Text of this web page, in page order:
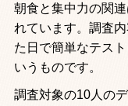
朝食と集中力の関
れています。調査
た日で簡単なテス
いうものです。
調査対象の10人の